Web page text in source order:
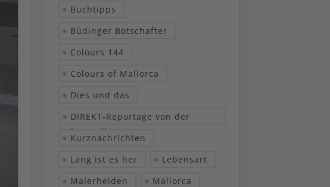
Buchtipps
Büdinger Botschafter
Colours 144
Colours of Mallorca
Dies und das
DIREKT-Reportage von der
Baustelle
Kurznachrichten
Lang ist es her
Lebensart
Malerhelden
Mallorca